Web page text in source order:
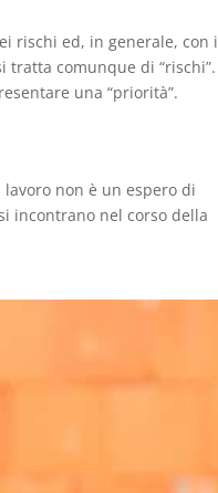
rischi ed, in generale, con i
comunque di “rischi”.
una “priorità”.
non è un espero di
incontrano nel corso della